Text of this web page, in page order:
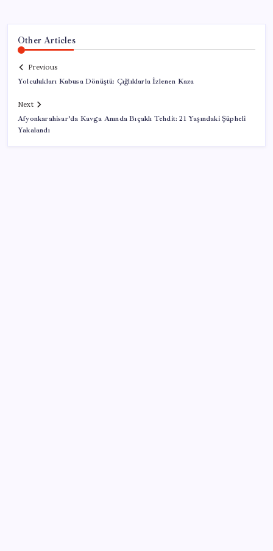
Other Articles
Previous
Yolculukları Kabusa Dönüştü: Çığlıklarla İzlenen Kaza
Next
Afyonkarahisar’da Kavga Anında Bıçaklı Tehdit: 21 Yaşındaki Şüpheli
Yakalandı